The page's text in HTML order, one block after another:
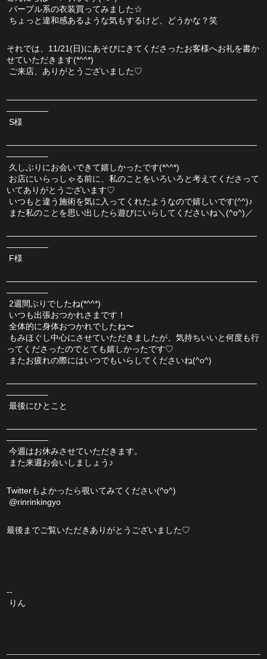
パープル系の衣装買ってみました☆
ちょっと違和感あるような気もするけど、どうかな？笑
それでは、11/21(日)にあそびにきてくださったお客様へお礼を書か
せていただきます(*^^*)
ご来店、ありがとうございました♡
――――――――――――――――――――――――――――――
―――――
S様
――――――――――――――――――――――――――――――
―――――
久しぶりにお会いできて嬉しかったです(*^^*)
いてありがとうございます♡
いつもと違う施術を気に入ってくれたようなので嬉しいです(^^)♪
また私のことを思い出したら遊びにいらしてくださいね＼(^o^)／
――――――――――――――――――――――――――――――
―――――
F様
――――――――――――――――――――――――――――――
―――――
2週間ぶりでしたね(*^^*)
いつも出張おつかれさまです！
全体的に身体おつかれでしたね〜
ってくださったのでとても嬉しかったです♡
またお疲れの際にはいつでもいらしてくださいね(^o^)
――――――――――――――――――――――――――――――
―――――
最後にひとこと
――――――――――――――――――――――――――――――
―――――
今週はお休みさせていただきます。
また来週お会いしましょう♪
Twitterもよかったら覗いてみてください(^o^)
@rinrinkingyo
最後までご覧いただきありがとうございました♡
--
りん